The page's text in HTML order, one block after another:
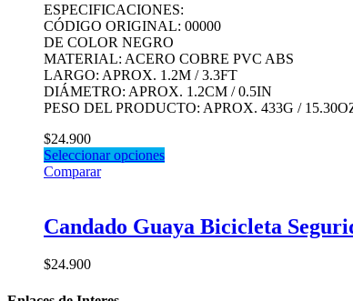
ESPECIFICACIONES:
CÓDIGO ORIGINAL: 00000
DE COLOR NEGRO
MATERIAL: ACERO COBRE PVC ABS
LARGO: APROX. 1.2M / 3.3FT
DIÁMETRO: APROX. 1.2CM / 0.5IN
PESO DEL PRODUCTO: APROX. 433G /
$24.900
Seleccionar opciones
Comparar
Candado Guaya Bicicleta
$24.900